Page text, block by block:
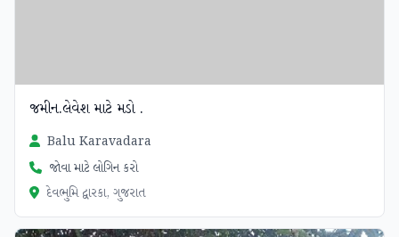
જમીન.લેવેશ માટે મડો .
Balu Karavadara
જોવા માટે લોગિન કરો
દેવભુમિ દ્વારકા, ગુજરાત